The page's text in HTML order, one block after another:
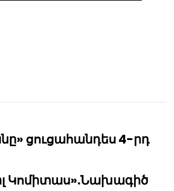
ցուցահանդես 4-րդ
Կոմիտաս».Նախագիծ